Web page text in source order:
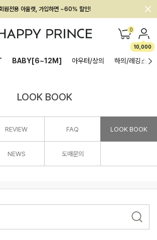
원전용 아울렛, 가입하면 ~60% 할인!
멤버십 최대 28,000원 혜택 0
10,000
BABY[6~12M] 아우터/상의 하의/레깅스
LOOK BOOK
REVIEW FAQ LOOK BOOK
NEWS 도매문의